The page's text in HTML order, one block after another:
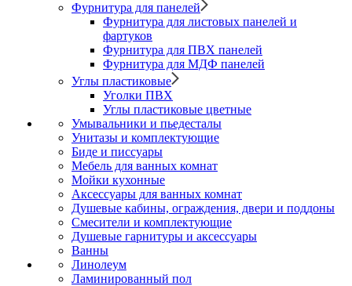
Фурнитура для панелей
Фурнитура для листовых панелей и
фартуков
Фурнитура для ПВХ панелей
Фурнитура для МДФ панелей
Углы пластиковые
Уголки ПВХ
Углы пластиковые цветные
Умывальники и пьедесталы
Унитазы и комплектующие
Биде и писсуары
Мебель для ванных комнат
Мойки кухонные
Аксессуары для ванных комнат
Душевые кабины, ограждения, двери и поддоны
Смесители и комплектующие
Душевые гарнитуры и аксессуары
Ванны
Линолеум
Ламинированный пол